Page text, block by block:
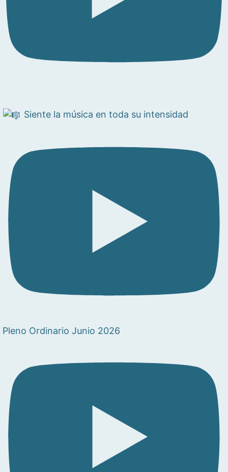
Siente la música en toda su intensidad
Pleno Ordinario Junio 2026